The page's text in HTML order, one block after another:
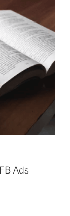
Ads